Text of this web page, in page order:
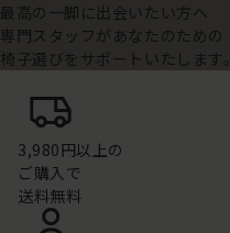
最高の一脚に出会いたい方へ
専門スタッフがあなたのための
椅子選びをサポートいたします。
3,980円以上の
ご購入で
送料無料